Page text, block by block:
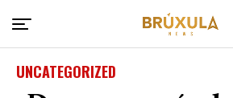
UNCATEGORIZED